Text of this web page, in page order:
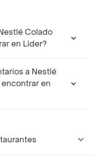
Colado
en Lider?
a Nestlé
en